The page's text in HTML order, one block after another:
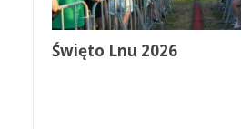
Święto Lnu 2026